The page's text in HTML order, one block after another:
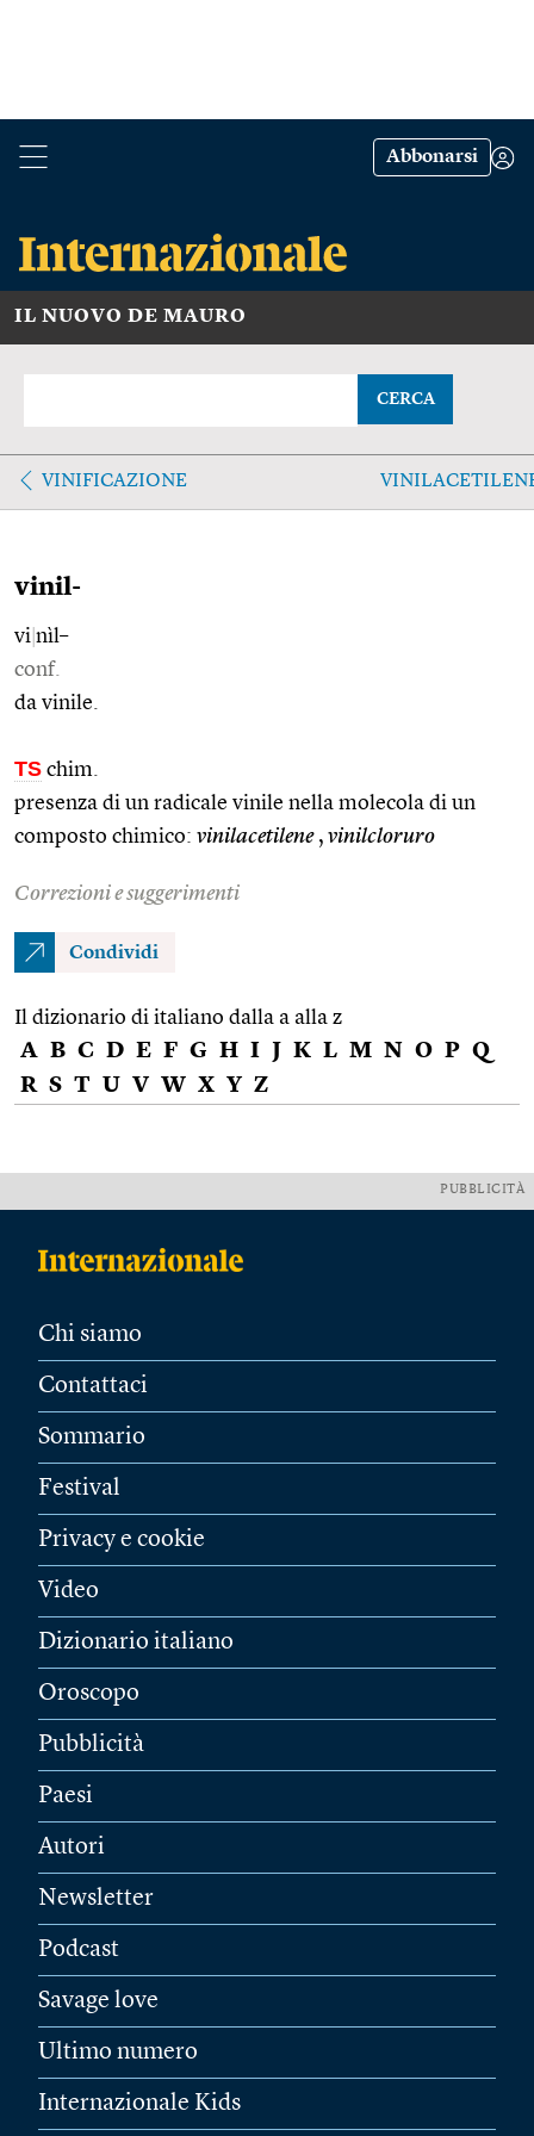
Abbonarsi
IL NUOVO DE MAURO
CERCA
VINIFICAZIONE
vinil-
vi nìl–
conf.
da vinile.
TS chim.
presenza di un radicale vinile nella molecola di un
composto chimico: vinilacetilene, vinilcloruro
Correzioni e suggerimenti
Condividi
Il dizionario di italiano dalla a alla z
A B C D E F G H I J K L M N O P Q
R S T U V W X Y Z
PUBBLICITÀ
Chi siamo
Contattaci
Sommario
Festival
Privacy e cookie
Video
Dizionario italiano
Oroscopo
Pubblicità
Paesi
Autori
Newsletter
Podcast
Savage love
Ultimo numero
Internazionale Kids